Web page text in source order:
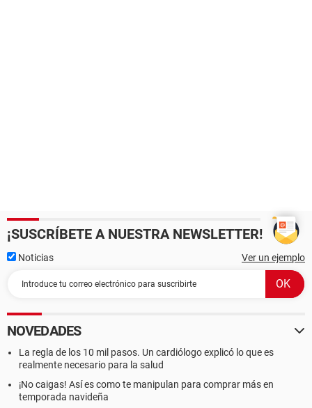
¡SUSCRÍBETE A NUESTRA NEWSLETTER!
Noticias Ver un ejemplo
NOVEDADES
La regla de los 10 mil pasos. Un cardiólogo explicó lo que es
realmente necesario para la salud
¡No caigas! Así es como te manipulan para comprar más en
temporada navideña